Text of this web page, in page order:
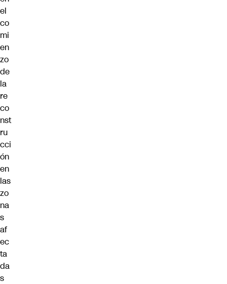
el
co
mi
en
zo
de
la
re
co
nst
ru
cci
ón
en
las
zo
na
s
af
ec
ta
da
s